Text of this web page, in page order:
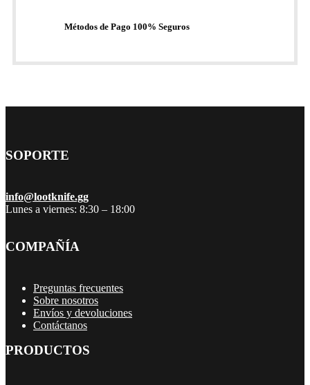
Métodos de Pago 100% Seguros
SOPORTE
info@lootknife.gg
Lunes a viernes: 8:30 – 18:00
COMPAÑÍA
Preguntas frecuentes
Sobre nosotros
Envíos y devoluciones
Contáctanos
PRODUCTOS